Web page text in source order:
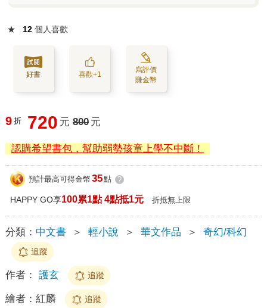
★ 12 個人喜歡
好書 喜歡+1
寫評價
賺金幣
9 折 720 元 800 元
認購希望書包，幫助弱勢孩童上學不中斷！
預計最高可得金幣 35點 ?
HAPPY GO享100累1點 4點抵1元 折抵無上限
分類： 中文書 ＞ 輕小說 ＞ 華文作品 ＞ 奇幻/科幻
追蹤
作者： 護玄 追蹤
繪者： 紅麟 追蹤